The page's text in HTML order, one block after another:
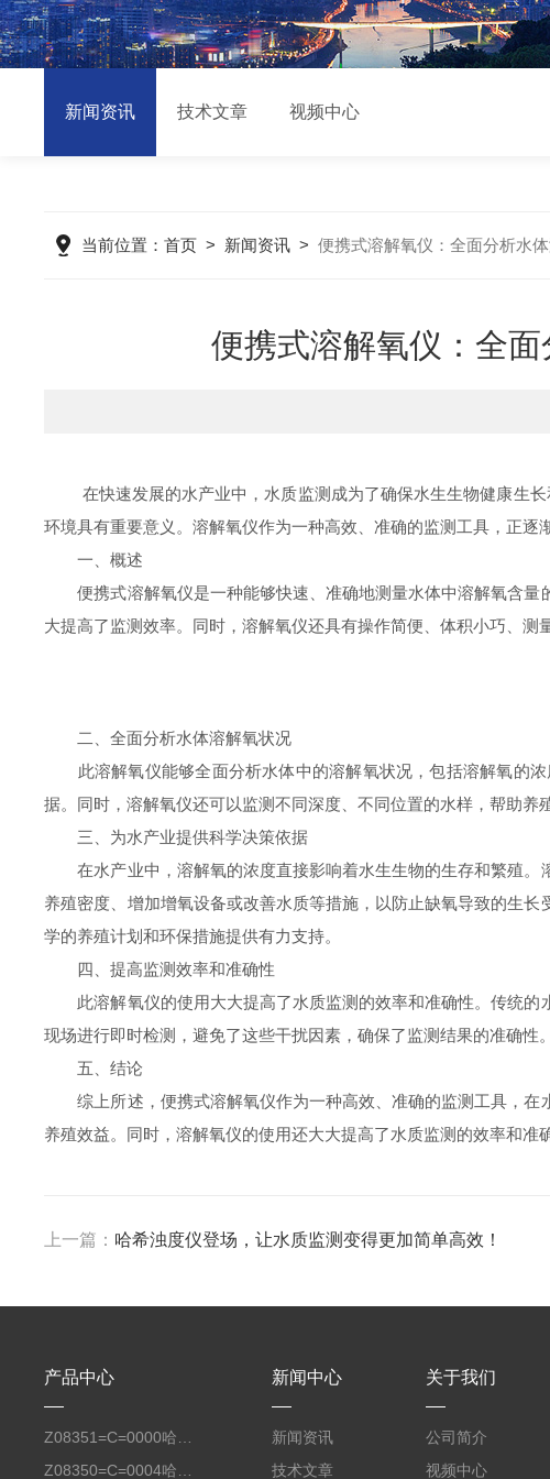
新闻资讯 技术文章 视频中心
当前位置：首页 > 新闻资讯 >便携式溶解氧仪：全面分析水
便携式溶解氧仪：全
在快速发展的水产业中，水质监测成为了确保水生生物健康生长
环境具有重要意义。溶解氧仪作为一种高效、准确的监测工具，正逐
一、概述
便携式溶解氧仪是一种能够快速、准确地测量水体中溶解氧含量
大提高了监测效率。同时，溶解氧仪还具有操作简便、体积小巧、测
二、全面分析水体溶解氧状况
此溶解氧仪能够全面分析水体中的溶解氧状况，包括溶解氧的浓
据。同时，溶解氧仪还可以监测不同深度、不同位置的水样，帮助养
三、为水产业提供科学决策依据
在水产业中，溶解氧的浓度直接影响着水生生物的生存和繁殖。
养殖密度、增加增氧设备或改善水质等措施，以防止缺氧导致的生
学的养殖计划和环保措施提供有力支持。
四、提高监测效率和准确性
此溶解氧仪的使用大大提高了水质监测的效率和准确性。传统的
现场进行即时检测，避免了这些干扰因素，确保了监测结果的准确
五、结论
综上所述，便携式溶解氧仪作为一种高效、准确的监测工具，在
养殖效益。同时，溶解氧仪的使用还大大提高了水质监测的效率和准
上一篇： 哈希浊度仪登场，让水质监测变得更加简单高效！
产品中心 新闻中心
新闻资讯
技术文章
关于我们
公司简介
视频中心